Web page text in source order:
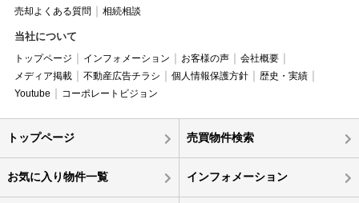
売却よくある質問
相続相談
当社について
トップページ インフォメーション お客様の声
会社概要
メディア掲載
不動産広告チラシ 個人情報保護方針
歴史・実績
Youtube
コーポレートビジョン
トップページ 売買物件検索
お気に入り物件一覧 インフォメーション